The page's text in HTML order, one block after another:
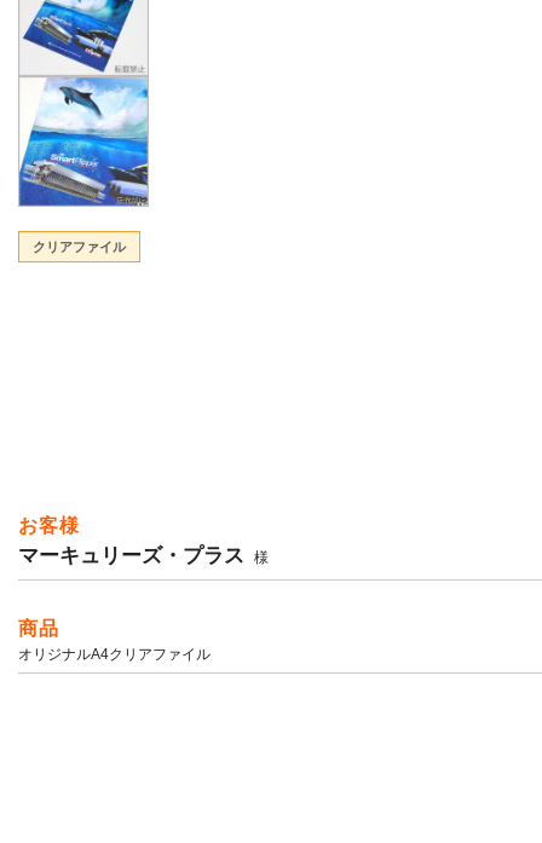
クリアファイル
お客様
マーキュリーズ・プラス 様
商品
オリジナルA4クリアファイル